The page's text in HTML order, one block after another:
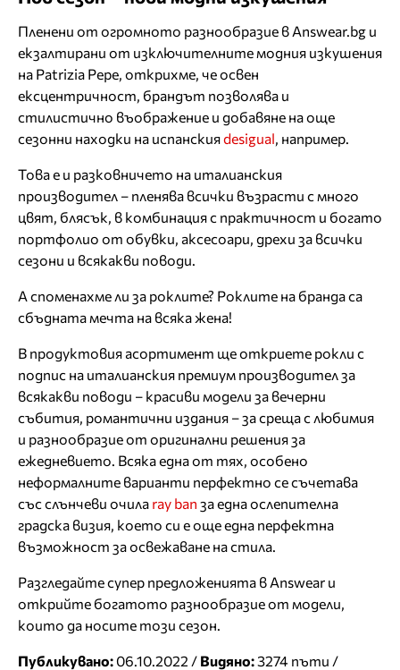
Пленени от огромното разнообразие в Answear.bg и
екзалтирани от изключителните модния изкушения
на Patrizia Pepe, открихме, че освен
ексцентричност, брандът позволява и
стилистично въображение и добавяне на още
сезонни находки на испанскияdesigual , например.
Това е и разковничето на италианския
производител – пленява всички възрасти с много
цвят, блясък, в комбинация с практичност и богато
портфолио от обувки, аксесоари, дрехи за всички
сезони и всякакви поводи.
А споменахме ли за роклите? Роклите на бранда са
сбъдната мечта на всяка жена!
В продуктовия асортимент ще откриете рокли с
подпис на италианския премиум производител за
всякакви поводи – красиви модели за вечерни
събития, романтични издания – за среща с любимия
и разнообразие от оригинални решения за
ежедневието. Всяка една от тях, особено
неформалните варианти перфектно се съчетава
със слънчеви очила ray ban за една ослепителна
градска визия, което си е още една перфектна
възможност за освежаване на стила.
Разгледайте супер предложенията в Answear и
открийте богатото разнообразие от модели,
които да носите този сезон.
Публикувано: 06.10.2022 / Видяно: 3274 пъти /